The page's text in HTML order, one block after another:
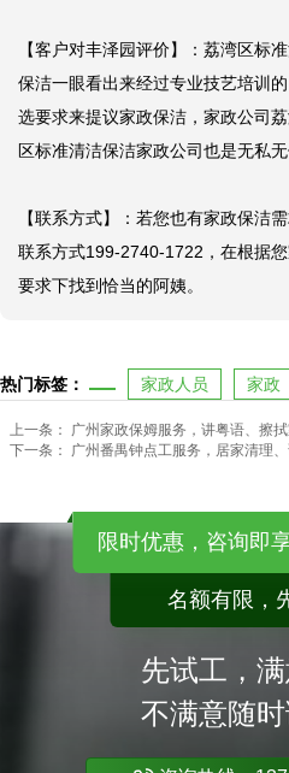
【客户对丰泽园评价】：荔湾区标
保洁一眼看出来经过专业技艺培训
选要求来提议家政保洁，家政公司
区标准清洁保洁家政公司也是无私无
【联系方式】：若您也有家政保洁
联系方式199-2740-1722，在根据
要求下找到恰当的阿姨。
热门标签： 家政人员 家政
上一条：
广州家政保姆服务，讲粤语、擦
下一条：
广州番禺钟点工服务，居家清理
限时优惠，咨询即
名额有限，
先试工，
不满意随